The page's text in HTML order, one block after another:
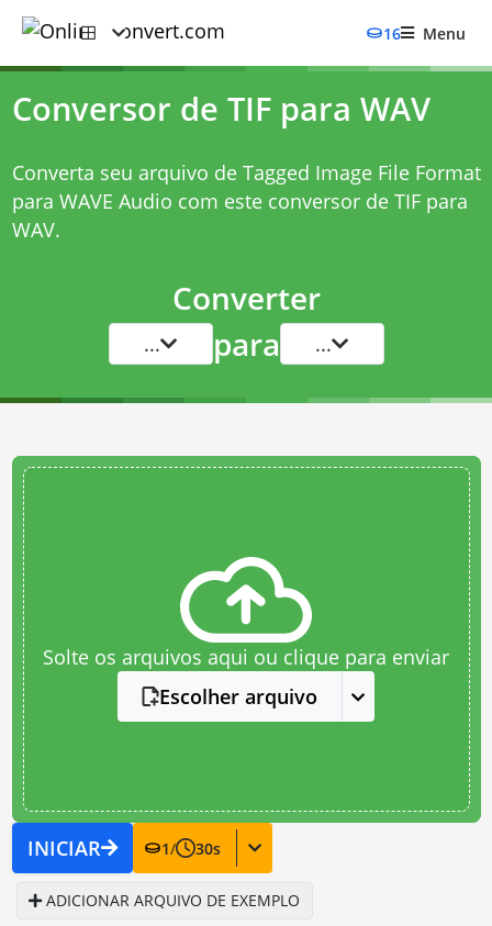
16 Menu
Conversor de TIF para WAV
Converta seu arquivo de Tagged Image File Format
para WAVE Audio com este conversor de TIF para
WAV.
Converter
... para ...
Solte os arquivos aqui ou clique para enviar
Escolher arquivo
INICIAR 1/ 30s
ADICIONAR ARQUIVO DE EXEMPLO